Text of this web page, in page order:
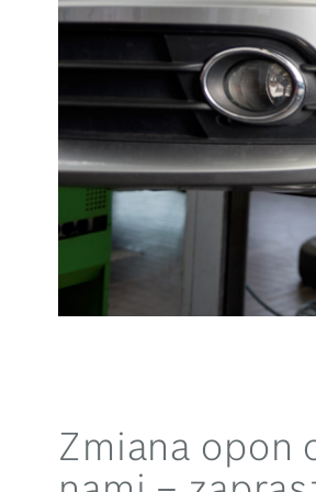
Zmiana opon